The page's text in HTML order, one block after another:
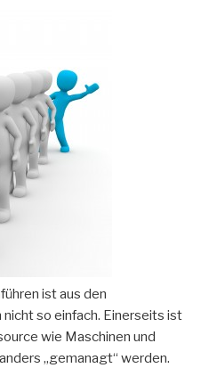
ist aus den
so einfach. Einerseits ist
wie Maschinen und
„gemanagt“ werden.